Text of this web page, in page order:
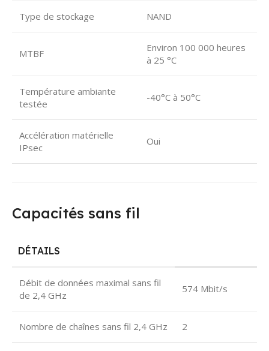
Type de stockage NAND
MTBF
Environ 100 000 heures
à 25 °C
Température ambiante
testée
-40°C à 50°C
Accélération matérielle
IPsec
Oui
Capacités sans fil
DÉTAILS
Débit de données maximal sans fil
de 2,4 GHz
574 Mbit/s
Nombre de chaînes sans fil 2,4 GHz 2